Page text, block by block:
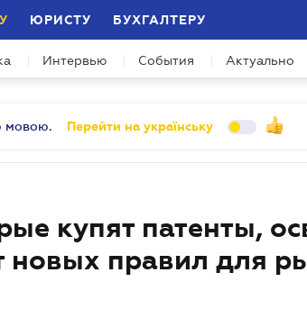
ЮРИСТУ БУХГАЛТЕРУ
Интервью События Актуально
мовою. Перейти на українську
купят патенты,
новых правил для